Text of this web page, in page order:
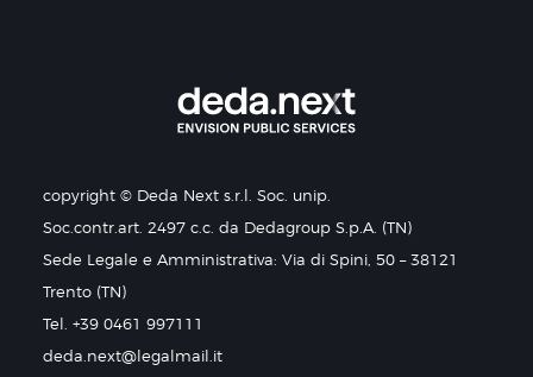
copyright © Deda Next s.r.l. Soc. unip.
Soc.contr.art. 2497 c.c. da Dedagroup S.p.A. (TN)
Sede Legale e Amministrativa: Via di Spini, 50 – 38121
Trento (TN)
Tel. +39 0461 997111
deda.next@legalmail.it